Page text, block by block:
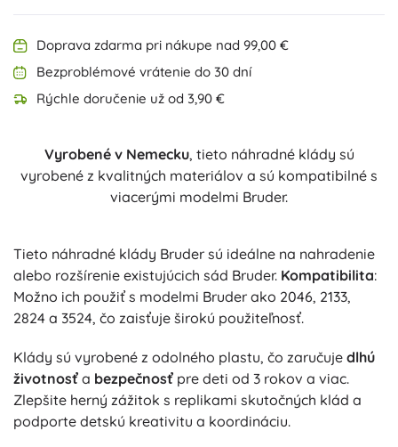
Doprava zdarma pri nákupe nad 99,00 €
Bezproblémové vrátenie do 30 dní
Rýchle doručenie už od 3,90 €
Vyrobené v Nemecku, tieto náhradné klády sú
vyrobené z kvalitných materiálov a sú kompatibilné s
viacerými modelmi Bruder.
Tieto náhradné klády Bruder sú ideálne na nahradenie
alebo rozšírenie existujúcich sád Bruder. Kompatibilita:
Možno ich použiť s modelmi Bruder ako 2046, 2133,
2824 a 3524, čo zaisťuje širokú použiteľnosť.
Klády sú vyrobené z odolného plastu, čo zaručuje dlhú
životnosť a bezpečnosť pre deti od 3 rokov a viac.
Zlepšite herný zážitok s replikami skutočných klád a
podporte detskú kreativitu a koordináciu.